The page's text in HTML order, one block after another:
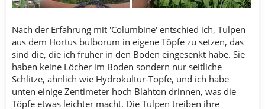
Nach der Erfahrung mit 'Columbine' entschied ich, Tulpen
aus dem Hortus bulborum in eigene Töpfe zu setzen, das
sind die, die ich früher in den Boden eingesenkt habe. Sie
haben keine Löcher im Boden sondern nur seitliche
Schlitze, ähnlich wie Hydrokultur-Töpfe, und ich habe
unten einige Zentimeter hoch Blähton drinnen, was die
Töpfe etwas leichter macht. Die Tulpen treiben ihre